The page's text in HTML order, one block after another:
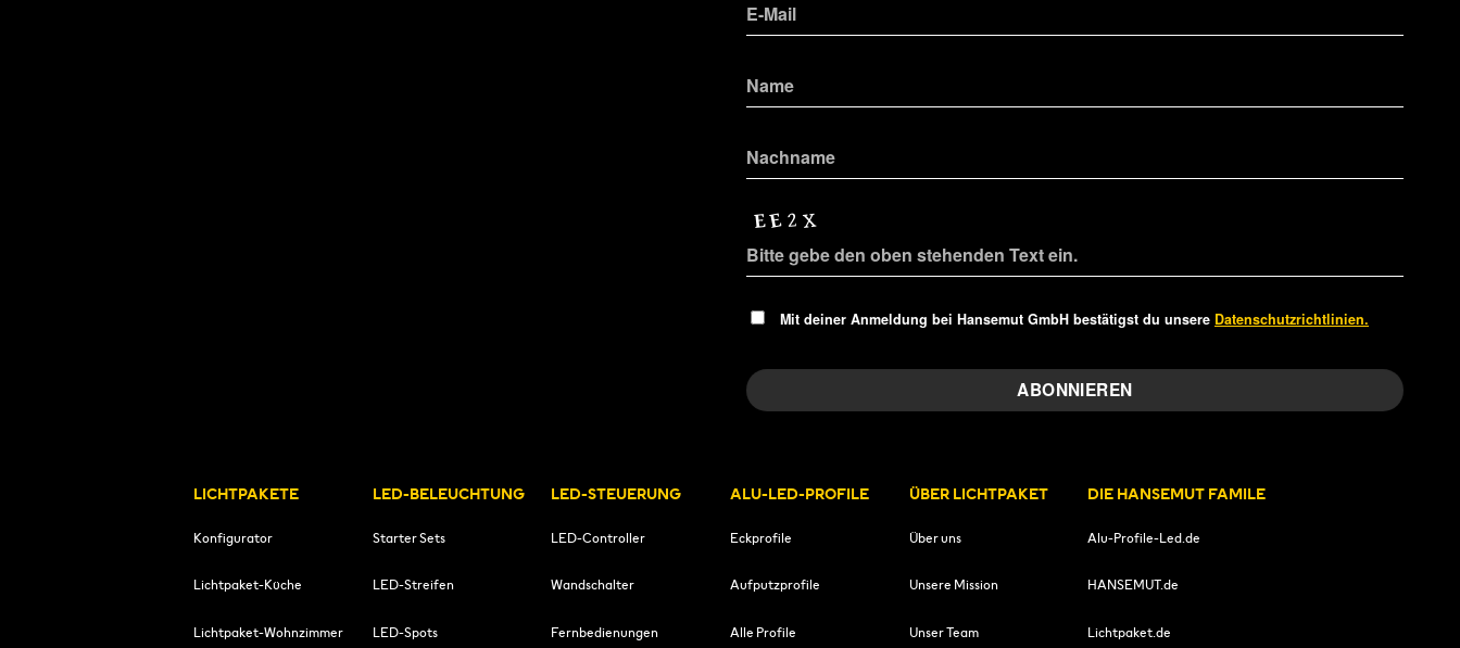
Mit deiner Anmeldung bei Hansemut GmbH bestätigst du unsere Datenschutzrichtlinien.
LICHTPAKETE
Konfigurator
Lichtpaket-Küche
Lichtpaket-Wohnzimmer
LED-BELEUCHTUNG
Starter Sets
LED-Streifen
LED-Spots
LED-STEUERUNG
LED-Controller
Wandschalter
Fernbedienungen
ALU-LED-PROFILE
Eckprofile
Aufputzprofile
Alle Profile
ÜBER LICHTPAKET
Über uns
Unsere Mission
Unser Team
DIE HANSEMUT FAMILE
Alu-Profile-Led.de
HANSEMUT.de
Lichtpaket.de